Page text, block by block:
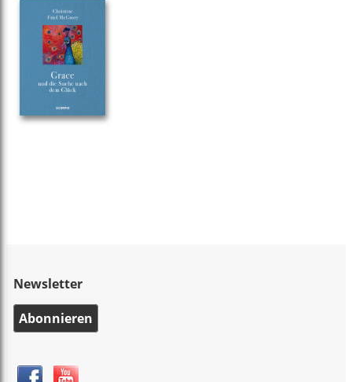
Newsletter
Abonnieren